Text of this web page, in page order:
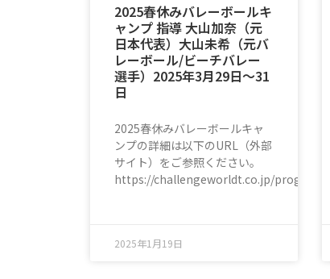
2025春休みバレーボールキ
ャンプ 指導 大山加奈（元
日本代表）大山未希（元バ
レーボール/ビーチバレー
選手）2025年3月29日〜31
日
2025春休みバレーボールキャ
ンプの詳細は以下のURL（外部
サイト）をご参照ください。
https://challengeworldt.co.jp/
2025年1月19日